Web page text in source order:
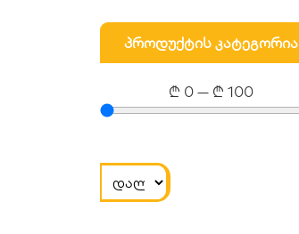
პროდუქტის კატეგორია
₾ 0 — ₾ 100